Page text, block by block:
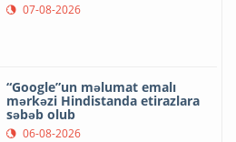
07-08-2026
“Google”un məlumat emalı
mərkəzi Hindistanda etirazlara
səbəb olub
06-08-2026